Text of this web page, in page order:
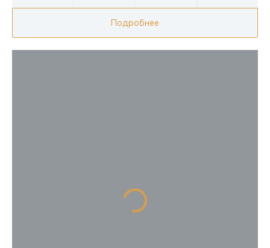
Подробнее